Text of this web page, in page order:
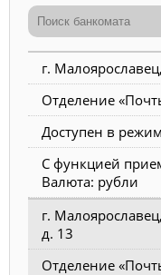
г.
Отделение
Доступен в
С функцией
Валюта: рубли
г.
д. 13
Отделение